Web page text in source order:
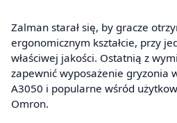
Zalman starał się, by gracze
ergonomicznym kształcie, przy
właściwej jakości. Ostatnią z
zapewnić wyposażenie gryzonia
A3050 i popularne wśród
Omron.